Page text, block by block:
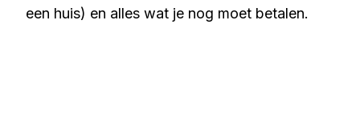
een huis) en alles wat je nog moet betalen.